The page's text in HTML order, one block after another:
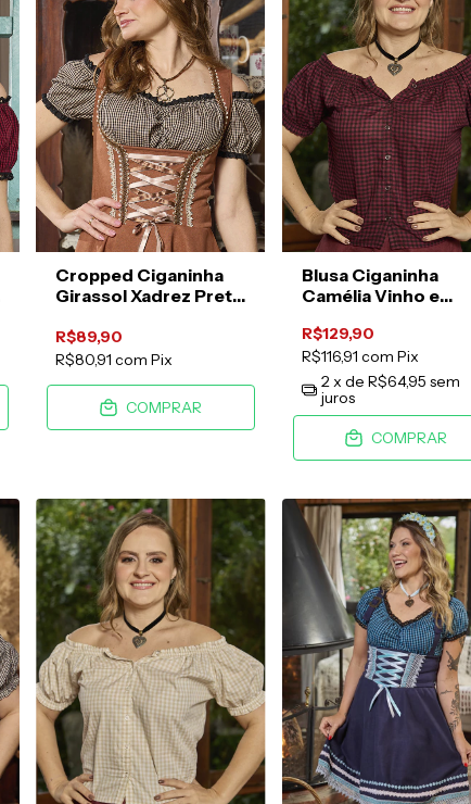
Cropped Ciganinha
Girassol Xadrez Preto
R$89,90
R$80,91com Pix
COMPRAR
Blusa Ciganinha
Camélia Vinho e
R$129,90
R$116,91 com Pix
2x de R$64,95 sem
juros
COMPRAR